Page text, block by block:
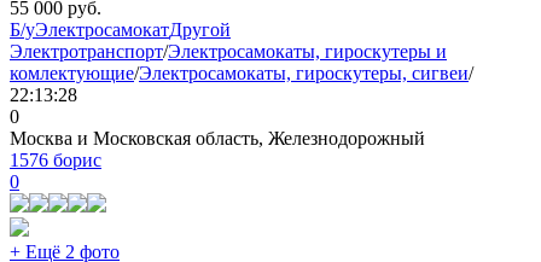
55 000 руб.
Б/уЭлектросамокатДругой
Электротранспорт/Электросамокаты, гироскутеры и
комлектующие/Электросамокаты, гироскутеры, сигвеи/
22:13:28
0
Москва и Московская область, Железнодорожный
1576 борис
0
+ Ещё 2 фото